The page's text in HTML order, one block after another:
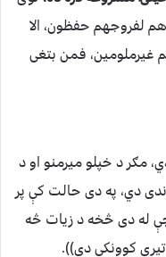
لفروجهم حفظون، الا
غیرملومین، فمن بتغی
مګر د خپلو میرمنو او د
دي، په دی حالت کې پر
له دی څخه د زیات څه
کوونکي دي)).